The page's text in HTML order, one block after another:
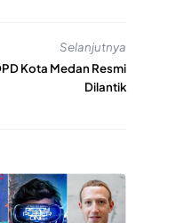
Selanjutnya
Kota Medan Resmi
Dilantik